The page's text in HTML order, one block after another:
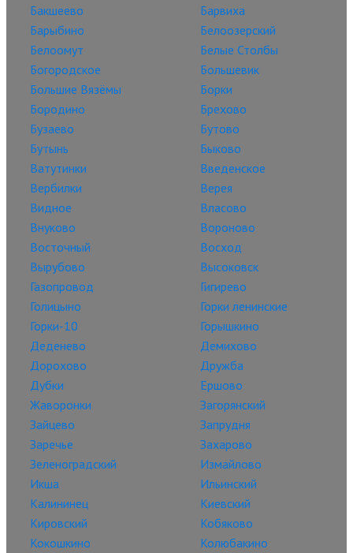
Бакшеево
Барвиха
Барыбино
Белоозерский
Белоомут
Белые Столбы
Богородское
Большевик
Большие Вязёмы
Борки
Бородино
Брехово
Бузаево
Бутово
Бутынь
Быково
Ватутинки
Введенское
Вербилки
Верея
Видное
Власово
Внуково
Вороново
Восточный
Восход
Вырубово
Высоковск
Газопровод
Гигирево
Голицыно
Горки ленинские
Горки-10
Горышкино
Деденево
Демихово
Дорохово
Дружба
Дубки
Ершово
Жаворонки
Загорянский
Зайцево
Запрудня
Заречье
Захарово
Зеленоградский
Измайлово
Икша
Ильинский
Калининец
Киевский
Кировский
Кобяково
Кокошкино
Колюбакино